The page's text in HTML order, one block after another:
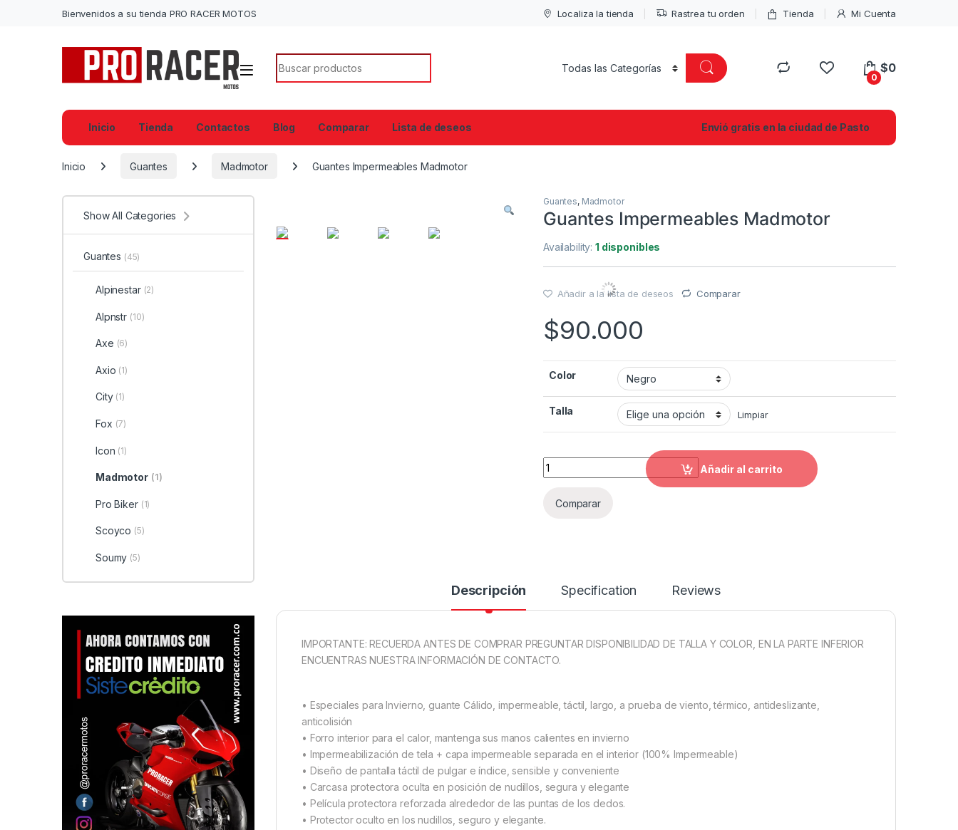
Bienvenidos a su tienda PRO RACER MOTOS Localiza la tienda Rastrea tu orden Tienda Mi Cuenta
Search for:
0
$0
Inicio Tienda Contactos Blog Comparar Lista de deseos Envió gratis en la ciudad de Pasto
Inicio Guantes Madmotor Guantes Impermeables Madmotor
Guantes, Madmotor
Guantes Impermeables Madmotor
Availability:1 disponibles
Añadir a la lista de deseos Comparar
$90.000
Color
Talla Limpiar
Guantes Impermeables Madmotor quantity
Añadir al carrito
Comparar
Descripción Specification Reviews
IMPORTANTE: RECUERDA ANTES DE COMPRAR PREGUNTAR DISPONIBILIDAD DE TALLA Y COLOR, EN LA PARTE INFERIOR
ENCUENTRAS NUESTRA INFORMACIÓN DE CONTACTO.
• Especiales para Invierno, guante Cálido, impermeable, táctil, largo, a prueba de viento, térmico, antideslizante,
anticolisión
• Forro interior para el calor, mantenga sus manos calientes en invierno
• Impermeabilización de tela + capa impermeable separada en el interior (100% Impermeable)
• Diseño de pantalla táctil de pulgar e índice, sensible y conveniente
• Carcasa protectora oculta en posición de nudillos, segura y elegante
• Película protectora reforzada alrededor de las puntas de los dedos.
• Protector oculto en los nudillos, seguro y elegante.
Show All Categories
Guantes (45)
Alpinestar (2)
Alpnstr (10)
Axe (6)
Axio (1)
City (1)
Fox (7)
Icon (1)
Madmotor (1)
Pro Biker (1)
Scoyco (5)
Soumy (5)